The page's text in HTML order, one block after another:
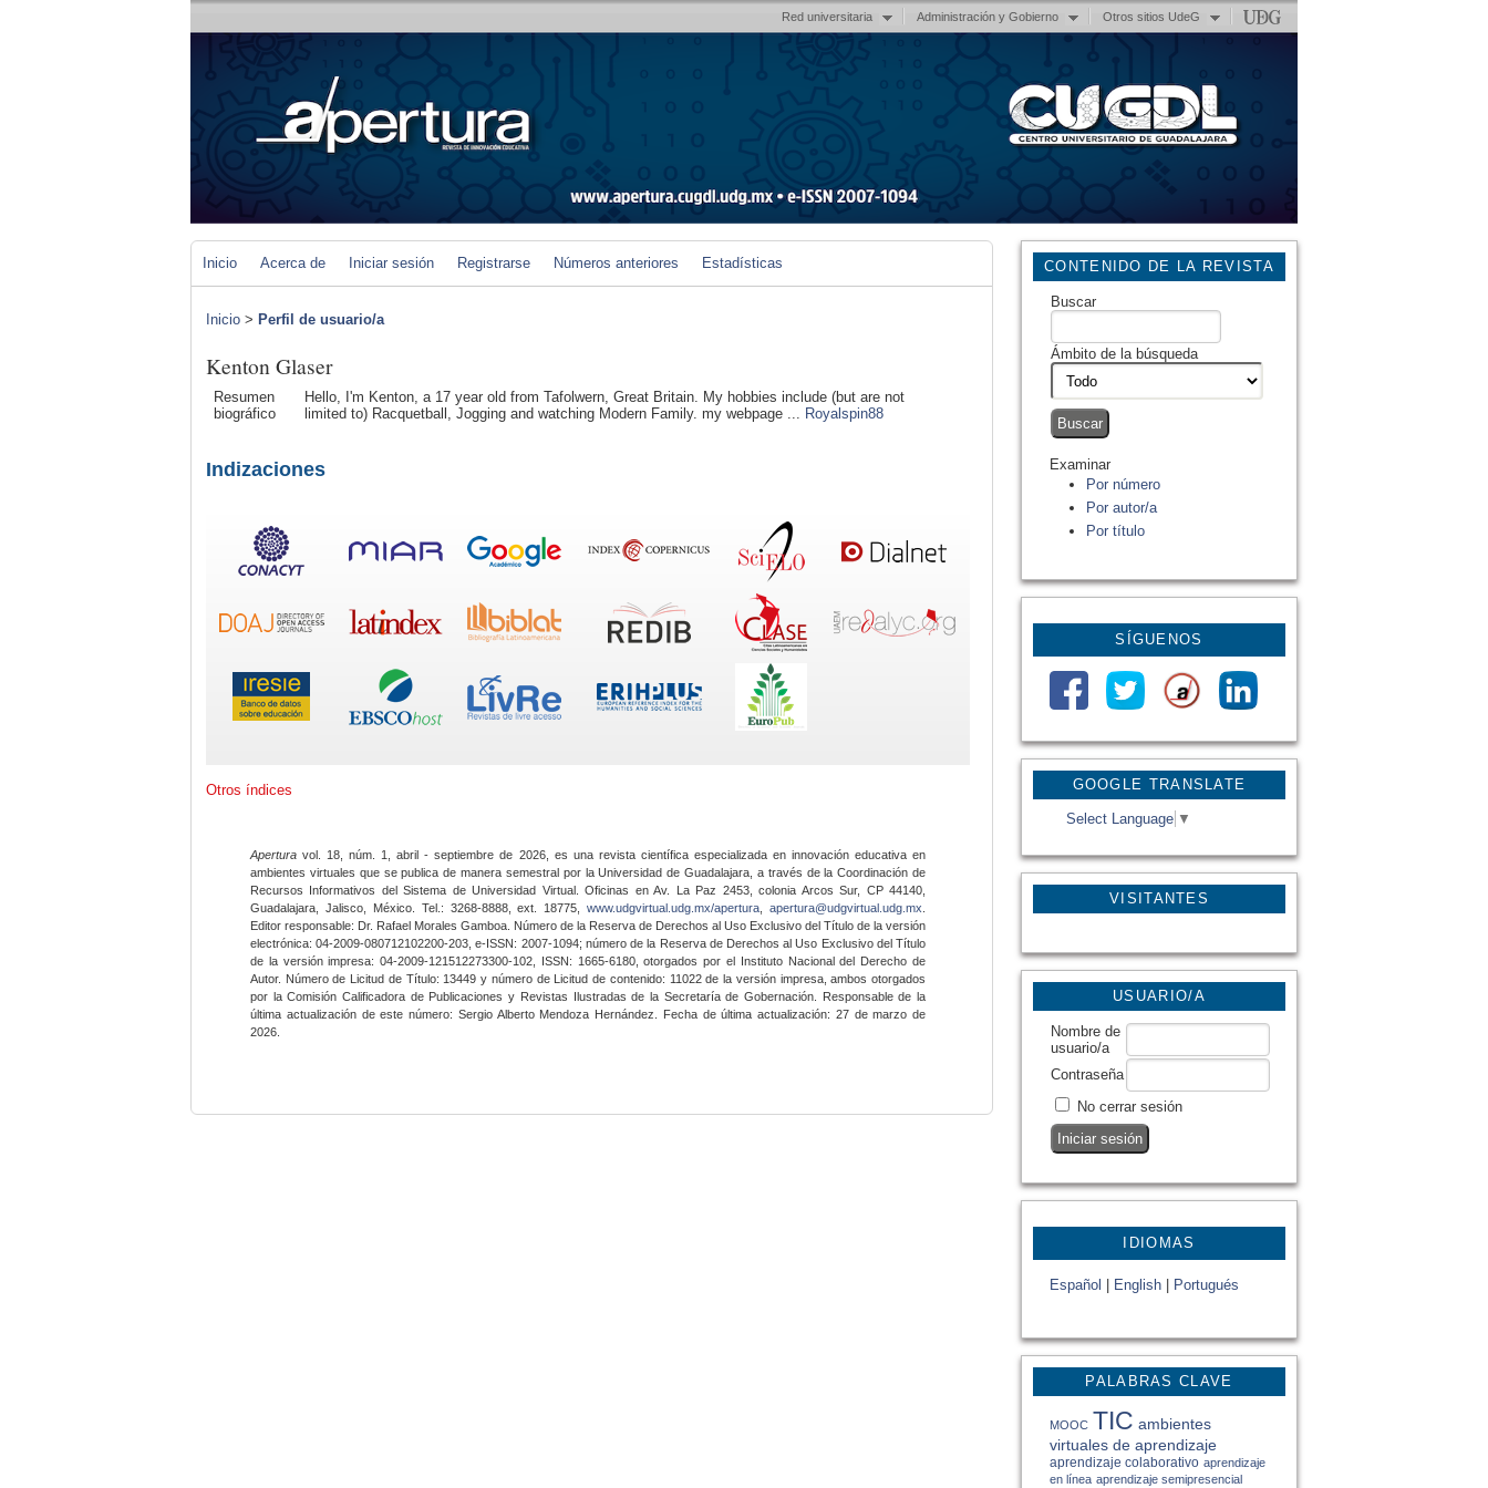
Red universitaria Administración y Gobierno Otros sitios UdeG
GOOGLE TRANSLATE
Select Language ▼
VISITANTES
CONTENIDO DE LA REVISTA
Buscar
Ámbito de la búsqueda
Examinar
Por número
Por autor/a
Por título
SÍGUENOS
USUARIO/A
Nombre de
usuario/a
Contraseña
No cerrar sesión
IDIOMAS
Español English Portugués
PALABRAS CLAVE
MOOC TIC ambientes
virtuales de aprendizaje
aprendizaje colaborativo aprendizaje
en línea aprendizaje semipresencial
Inicio Acerca de Iniciar sesión Registrarse Números anteriores Estadísticas
Inicio > Perfil de usuario/a
Kenton Glaser
Resumen
biográfico
Hello, I'm Kenton, a 17 year old from Tafolwern, Great Britain. My hobbies include (but are not
limited to) Racquetball, Jogging and watching Modern Family. my webpage ... Royalspin88
Indizaciones
Otros índices
Apertura vol. 18, núm. 1, abril - septiembre de 2026, es una revista científica especializada en innovación educativa en
ambientes virtuales que se publica de manera semestral por la Universidad de Guadalajara, a través de la Coordinación de
Recursos Informativos del Sistema de Universidad Virtual. Oficinas en Av. La Paz 2453, colonia Arcos Sur, CP 44140,
Guadalajara, Jalisco, México. Tel.: 3268-8888, ext. 18775,www.udgvirtual.udg.mx/apertura apertura@udgvirtual.udg.mx
Editor responsable: Dr. Rafael Morales Gamboa. Número de la Reserva de Derechos al Uso Exclusivo del Título de la versión
electrónica: 04-2009-080712102200-203, e-ISSN: 2007-1094; número de la Reserva de Derechos al Uso Exclusivo del Título
de la versión impresa: 04-2009-121512273300-102, ISSN: 1665-6180, otorgados por el Instituto Nacional del Derecho de
Autor. Número de Licitud de Título: 13449 y número de Licitud de contenido: 11022 de la versión impresa, ambos otorgados
por la Comisión Calificadora de Publicaciones y Revistas Ilustradas de la Secretaría de Gobernación. Responsable de la
última actualización de este número: Sergio Alberto Mendoza Hernández. Fecha de última actualización: 27 de marzo de
2026.